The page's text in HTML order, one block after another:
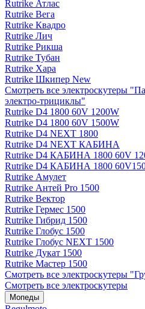
Rutrike Атлас
Rutrike Вега
Rutrike Квадро
Rutrike Лич
Rutrike Рикша
Rutrike Тубан
Rutrike Хара
Rutrike Шкипер New
Смотреть все электро­скутеры
электро‑трициклы"
Rutrike D4 1800 60V 1200W
Rutrike D4 1800 60V 1500W
Rutrike D4 NEXT 1800
Rutrike D4 NEXT КАБИНА
Rutrike D4 КАБИНА 1800 60V
Rutrike D4 КАБИНА 1800
Rutrike Амулет
Rutrike Антей Pro 1500
Rutrike Вектор
Rutrike Гермес 1500
Rutrike Гибрид 1500
Rutrike Глобус 1500
Rutrike Глобус NEXT 1500
Rutrike Дукат 1500
Rutrike Мастер 1500
Смотреть все электро­скутеры
Смотреть все электро­скутеры
Мопеды